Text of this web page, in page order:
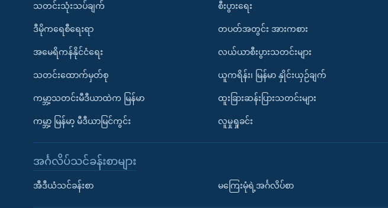
သတင်းသုံးသပ်ချက်
ဒီမိုကရေစီရေးရာ
အမေရိကန်နိုင်ငံရေး
သတင်းထောက်မှတ်စု
ကမ္ဘာ့သတင်းမီဒီယာထဲက မြန်မာ
ကမ္ဘာ့ မြန်မာ့ မီဒီယာမြင်ကွင်း
စီးပွားရေး
တပတ်အတွင်း အားကစား
လယ်ယာစီးပွားသတင်းများ
ယူကရိန်း၊ မြန်မာ နှိုင်းယှဉ်ချက်
ထူးခြားဆန်းပြားသတင်းများ
လူမှုရှုခင်း
အင်္ဂလိပ်သင်ခန်းစာများ
အီဒီယံသင်ခန်းစာ မကြေးမုံရဲ့အင်္ဂလိပ်စာ